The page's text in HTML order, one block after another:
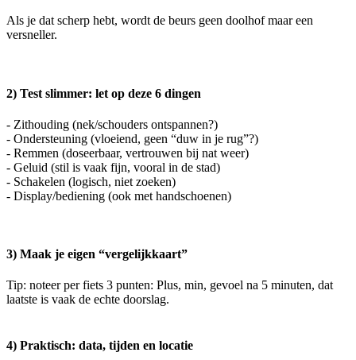
Als je dat scherp hebt, wordt de beurs geen doolhof maar een
versneller.
2) Test slimmer: let op deze 6 dingen
- Zithouding (nek/schouders ontspannen?)
- Ondersteuning (vloeiend, geen “duw in je rug”?)
- Remmen (doseerbaar, vertrouwen bij nat weer)
- Geluid (stil is vaak fijn, vooral in de stad)
- Schakelen (logisch, niet zoeken)
- Display/bediening (ook met handschoenen)
3) Maak je eigen “vergelijkkaart”
Tip: noteer per fiets 3 punten: Plus, min, gevoel na 5 minuten, dat
laatste is vaak de echte doorslag.
4) Praktisch: data, tijden en locatie